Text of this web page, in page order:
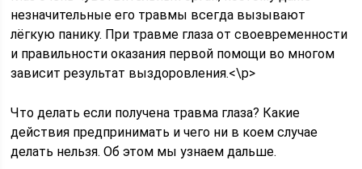
незначительные его травмы всегда вызывают
лёгкую панику. При травме глаза от своевременности
и правильности оказания первой помощи во многом
зависит результат выздоровления.<\p>
Что делать если получена травма глаза? Какие
действия предпринимать и чего ни в коем случае
делать нельзя. Об этом мы узнаем дальше.